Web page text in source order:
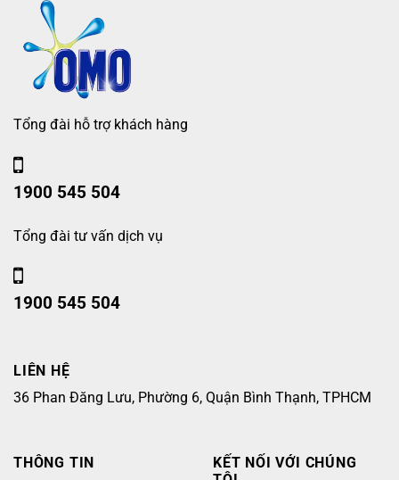
Tổng đài hỗ trợ khách hàng
1900 545 504
Tổng đài tư vấn dịch vụ
1900 545 504
LIÊN HỆ
36 Phan Đăng Lưu, Phường 6, Quận Bình Thạnh, TPHCM
THÔNG TIN
KẾT NỐI VỚI CHÚNG